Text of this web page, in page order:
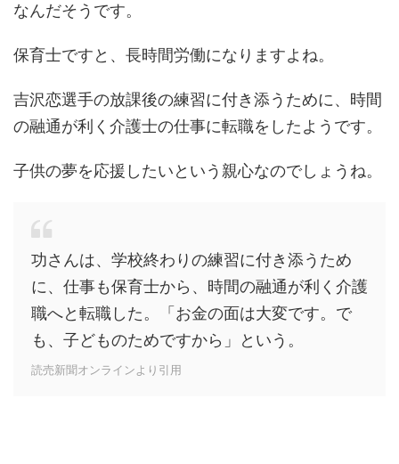
なんだそうです。
保育士ですと、長時間労働になりますよね。
吉沢恋選手の放課後の練習に付き添うために、時間
の融通が利く介護士の仕事に転職をしたようです。
子供の夢を応援したいという親心なのでしょうね。
功さんは、学校終わりの練習に付き添うため
に、仕事も保育士から、時間の融通が利く介護
職へと転職した。「お金の面は大変です。で
も、子どものためですから」という。
読売新聞オンラインより引用